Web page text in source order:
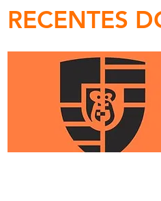
RECENTES